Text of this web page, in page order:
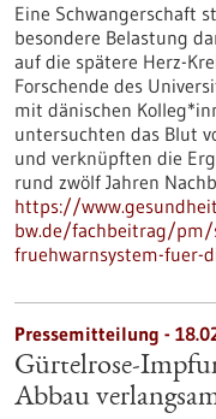
Eine Schwangerschaft
besondere Belastung
auf die spätere Herz-
Forschende des
mit dänischen
untersuchten das Blut
und verknüpften die
rund zwölf Jahren
https://
bw.de/fachbeitrag/pm/
fruehwarnsystem-fuer-
Pressemitteilung -
Gürtelrose-
Abbau